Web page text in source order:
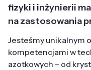
fizyki i inżynierii
na zastosowania
Jesteśmy unikalnym
kompetencjami w
azotkowych – od